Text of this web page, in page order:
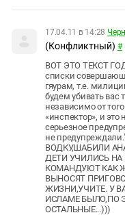
17.04.11 в 14:28
(Конфликтный) #
ВОТ ЭТО ТЕКСТ
списки
гяурам, т.е.
будем убивать вас
независимо от
«инспектор», и это
серьезное
не
ВОДКУ,ШАБИЛИ
ДЕТИ УЧИЛИСЬ НА
КОМАНДУЮТ КАК
ВЫНОСЯТ
ЖИЗНИ,УЧИТЕ. У
ИСЛАМЕ БЫЛО,ПО
ОСТАЛЬНЫЕ...)))